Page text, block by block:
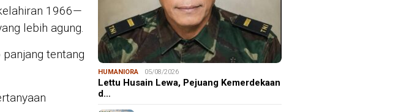
1966—
lebih agung.
tentang
HUMANIORA 05/08/2026
Lettu Husain Lewa, Pejuang Kemerdekaan
d…